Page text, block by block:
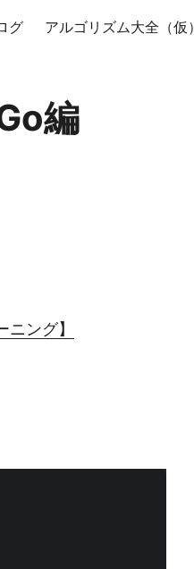
グ アルゴリズム大全（仮）
編
ング】